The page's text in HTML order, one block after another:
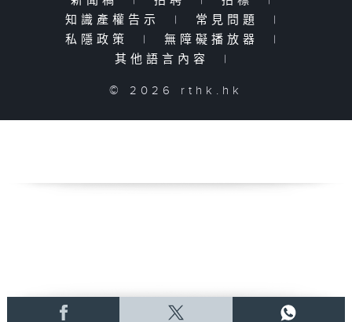
知識產權告示
| 常見問題
|
私隱政策
| 無障礙播放器
|
其他語言內容
|
© 2026 rthk.hk